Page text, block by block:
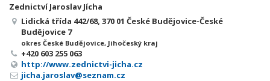
Zednictví Jaroslav Jícha
Lidická třída 442/68, 370 01 České Budějovice-České
Budějovice 7
okres České Budějovice, Jihočeský kraj
+420 603 255 063
http://www.zednictvi-jicha.cz
jicha.jaroslav@seznam.cz